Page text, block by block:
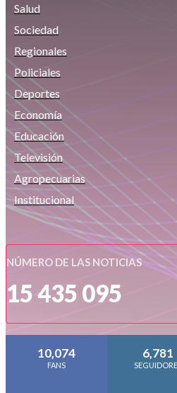
Salud
Sociedad
Regionales
Policiales
Deportes
Economía
Educación
Televisión
Agropecuarias
Institucional
NÚMERO DE LAS NOTICIAS
15 435 095
10,074
FANS
6,781